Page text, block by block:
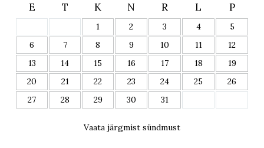
E T K N R L P
1 2 3 4
5
6
7 8 9 10 11
12
13
14 15 16 17 18
19
20
21 22 23 24 25
26
27
28 29 30 31
Vaata järgmist sündmust